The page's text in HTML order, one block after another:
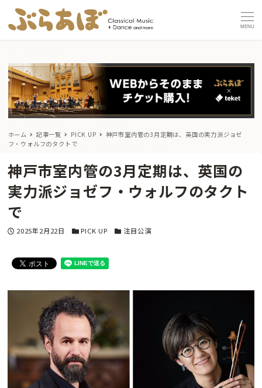
MENU
ホーム 記事一覧 PICK UP
神戸市室内管の3月定期は、英国の実力派ジョゼ
フ・ウォルフのタクトで
神戸市室内管の3月定期は、英国の
実力派ジョゼフ・ウォルフのタクト
で
投稿日
2025年2月22日 カテゴリー
PICK UP カテゴリー
注目公演